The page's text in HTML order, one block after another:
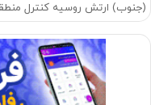
(جنوب) ارتش روسیه کنترل